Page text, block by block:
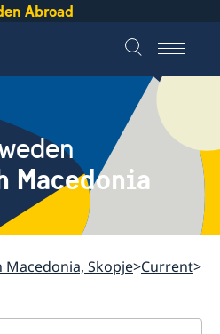
Abroad
Macedonia
Macedonia, Skopje Current